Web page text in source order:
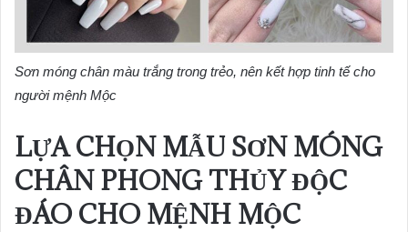
Sơn móng chân màu trắng trong trẻo, nên kết hợp tinh tế cho
người mệnh Mộc
LỰA CHỌN MẪU SƠN MÓNG
CHÂN PHONG THỦY ĐỘC
ĐÁO CHO MỆNH MỘC